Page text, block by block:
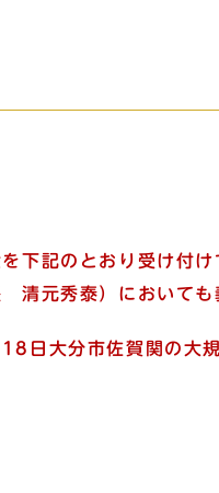
下記のとおり受け付け
元秀泰）においても
日大分市佐賀関の大